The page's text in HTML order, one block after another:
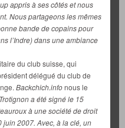
appris à ses côtés et nous
Nous partageons les mêmes
bande de copains pour
l’Indre) dans une ambiance
du club suisse, qui
délégué du club de
Backchich.infonous le
a été signé le 15
à une société de droit
juin 2007. Avec, à la clé, un